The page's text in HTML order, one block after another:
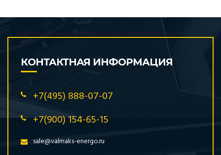
КОНТАКТНАЯ ИНФОРМАЦИЯ
+7(495) 888-07-07
+7(900) 154-65-15
sale@valmaks-energo.ru